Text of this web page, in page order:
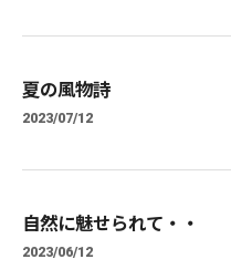
夏の風物詩
2023/07/12
自然に魅せられて・・
2023/06/12